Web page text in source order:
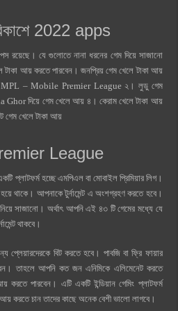
2022 apps
রয়েছে। যে গুলোতে নানা ধরনের গেম দিয়ে সাজানো
আয় করতে পারবেন। জনপ্রিয় গেম খেলে টাকা আয়
MPL – Mobile Premier League ২। লুডু গেম
Ghor দিয়ে গেম খেলে আয় ৪। কেরাম খেলে টাকা আয়
গেম খেলে টাকা আয়
League
প্লাটফর্ম হচ্ছে এমপিএল বা মোবাইল প্রিমিয়ার লিগ।
হয়ে থাকে। আপনাকে টুর্নামেন্ট এ অংশগ্রহণ কর‍তে হবে।
সাজানো। অর্থাৎ আপনি এই ৪৩ টি গেমের মধ্যে যে
থাকবে।
বিট করতে হবে। পাবজি বা ফ্রি ফায়ার
তাহলে আপনি কত জন এনিমিকে এলিমেনেট করতে
করতে পারবেন। এটি একটি ইন্ডিয়ান গেমিং প্লাটফর্ম
করতে চান তাদের কাছে অনেক বেশী ভালো লাগবে।